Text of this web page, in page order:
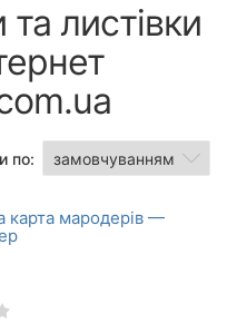
листівки
по:
карта мародерів —